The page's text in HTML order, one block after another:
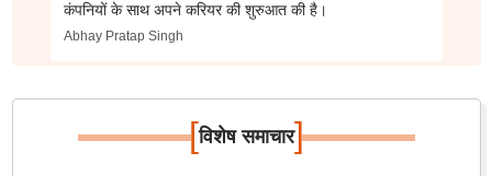
कंपनियों के साथ अपने करियर की शुरुआत की है।
Abhay Pratap Singh
[विशेष समाचार]